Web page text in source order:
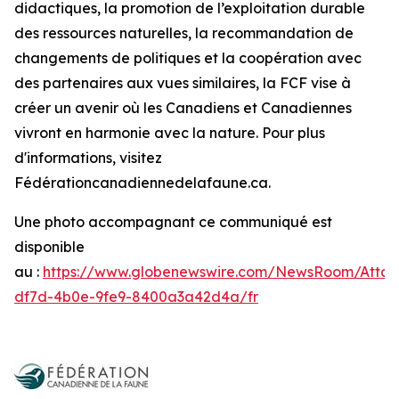
didactiques, la promotion de l’exploitation durable
des ressources naturelles, la recommandation de
changements de politiques et la coopération avec
des partenaires aux vues similaires, la FCF vise à
créer un avenir où les Canadiens et Canadiennes
vivront en harmonie avec la nature. Pour plus
d'informations, visitez
Fédérationcanadiennedelafaune.ca.
Une photo accompagnant ce communiqué est
disponible
au : https://www.globenewswire.com/NewsRoom/
df7d-4b0e-9fe9-8400a3a42d4a/fr